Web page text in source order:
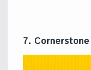
7. Cornerstone